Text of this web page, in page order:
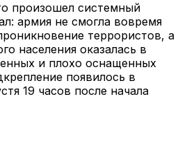
произошел системный
армия не смогла вовремя
террористов, а
населения оказалась в
и плохо оснащенных
появилось в
19 часов после начала